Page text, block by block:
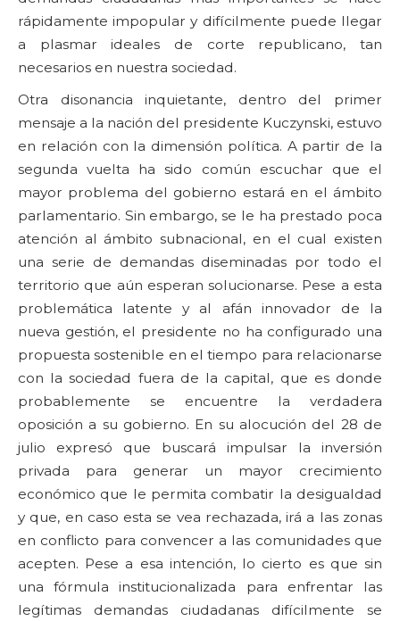
rápidamente impopular y difícilmente puede llegar
a plasmar ideales de corte republicano, tan
necesarios en nuestra sociedad.
Otra disonancia inquietante, dentro del primer
mensaje a la nación del presidente Kuczynski, estuvo
en relación con la dimensión política. A partir de la
segunda vuelta ha sido común escuchar que el
mayor problema del gobierno estará en el ámbito
parlamentario. Sin embargo, se le ha prestado poca
atención al ámbito subnacional, en el cual existen
una serie de demandas diseminadas por todo el
territorio que aún esperan solucionarse. Pese a esta
problemática latente y al afán innovador de la
nueva gestión, el presidente no ha configurado una
propuesta sostenible en el tiempo para relacionarse
con la sociedad fuera de la capital, que es donde
probablemente se encuentre la verdadera
oposición a su gobierno. En su alocución del 28 de
julio expresó que buscará impulsar la inversión
privada para generar un mayor crecimiento
económico que le permita combatir la desigualdad
y que, en caso esta se vea rechazada, irá a las zonas
en conflicto para convencer a las comunidades que
acepten. Pese a esa intención, lo cierto es que sin
una fórmula institucionalizada para enfrentar las
legítimas demandas ciudadanas difícilmente se